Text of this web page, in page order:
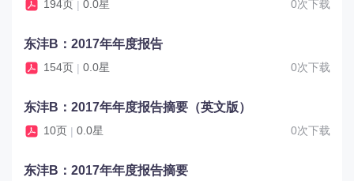
194页 | 0.0星 0次下载
东沣B：2017年年度报告
154页 | 0.0星 0次下载
东沣B：2017年年度报告摘要（英文版）
10页 | 0.0星 0次下载
东沣B：2017年年度报告摘要